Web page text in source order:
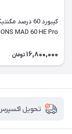
کیبورد 60 درصد
MAD 60 HE Pro
16,800,000 تومان
تحویل